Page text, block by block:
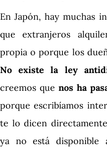
En Japón, hay muchas
que extranjeros
propia o porque los
No existe la ley
creemos que nos ha
porque escribíamos
te lo dicen
ya no está disponible